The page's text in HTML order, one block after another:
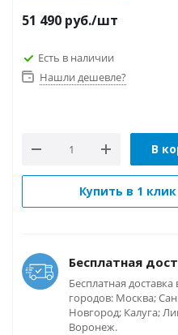
51 490 руб./шт
Есть в наличии
Нашли дешевле?
В
Купить в 1 клик
Бесплатная
Бесплатная
городов: Москва;
Новгород; Калуга;
Воронеж.